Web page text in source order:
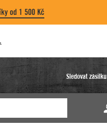
od 1 500 Kč
Sledovat zásilku